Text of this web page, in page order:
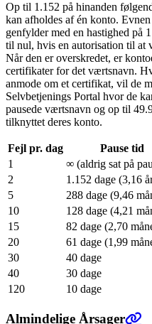
Op til 1.152 på hinanden
kan afholdes af én konto.
genfylder med en hastighed på
til nul, hvis en autorisation til at
Når den er overskredet, er
certifikater for det værtsnavn.
anmode om et certifikat, vil de
Selvbetjenings Portal hvor de
pausede værtsnavn og op til
tilknyttet deres konto.
Fejl pr. dag
Pause tid
1
∞ (aldrig sat på
2
1.152 dage (3,16
5
288 dage (9,46
10
128 dage (4,21
15
82 dage (2,70
20
61 dage (1,99
30
40 dage
40
30 dage
120
10 dage
Almindelige Årsager